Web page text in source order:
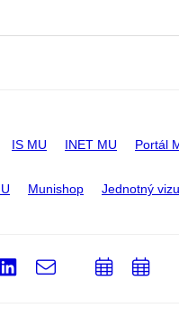
IS MU INET MU Portál
Munishop Jednotný
LinkedIn
e-
Přidat